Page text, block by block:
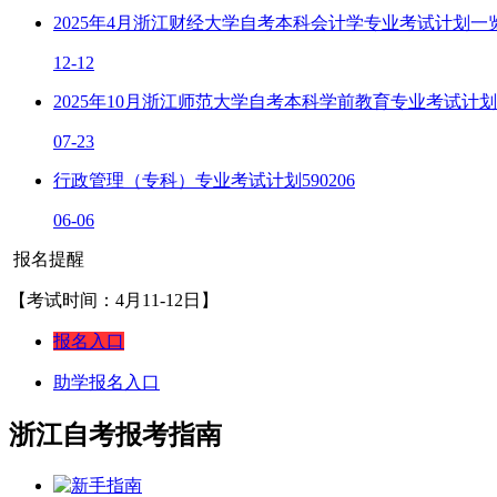
​2025年4月浙江财经大学自考本科会计学专业考试计划一
12-12
2025年10月浙江师范大学自考本科学前教育专业考试计
07-23
行政管理（专科）专业考试计划590206
06-06
报名提醒
【考试时间：4月11-12日】
报名入口
助学报名入口
浙江自考报考指南